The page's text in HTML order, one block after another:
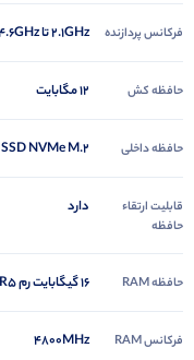
فرکانس پردازنده 2.1GHz تا 4.6GHz
حافظه کش 12 مگابایت
حافظه داخلی SSD NVMe M.2 ظرفیت ۵۱۲ گیگابایت
قابلیت ارتقاء
حافظه
دارد
حافظه RAM 16 گیگابایت رم LPDDR5
فرکانس RAM 4800MHz